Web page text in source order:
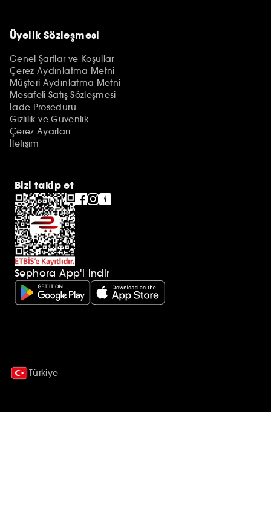
Üyelik Sözleşmesi
Genel Şartlar ve Koşullar
Çerez Aydınlatma Metni
Müşteri Aydınlatma Metni
Mesafeli Satış Sözleşmesi
İade Prosedürü
Gizlilik ve Güvenlik
Çerez Ayarları
İletişim
Bizi takip et
Sephora App'i indir
Türkiye